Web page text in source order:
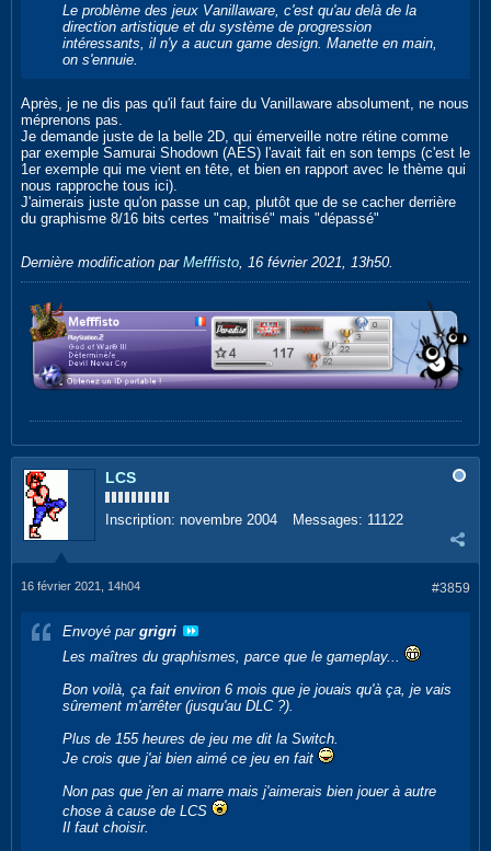
Le problème des jeux Vanillaware, c'est qu'au delà de la
direction artistique et du système de progression
intéressants, il n'y a aucun game design. Manette en main,
on s'ennuie.
Après, je ne dis pas qu'il faut faire du Vanillaware absolument, ne nous
méprenons pas.
Je demande juste de la belle 2D, qui émerveille notre rétine comme
par exemple Samurai Shodown (AES) l'avait fait en son temps (c'est le
1er exemple qui me vient en tête, et bien en rapport avec le thème qui
nous rapproche tous ici).
J'aimerais juste qu'on passe un cap, plutôt que de se cacher derrière
du graphisme 8/16 bits certes "maitrisé" mais "dépassé"
Dernière modification par Mefffisto, 16 février 2021, 13h50.
LCS
Inscription: novembre 2004 Messages: 11122
#3859
16 février 2021, 14h04
Envoyé par grigri
Les maîtres du graphismes, parce que le gameplay...
Bon voilà, ça fait environ 6 mois que je jouais qu'à ça, je vais
sûrement m'arrêter (jusqu'au DLC ?).
Plus de 155 heures de jeu me dit la Switch.
Je crois que j'ai bien aimé ce jeu en fait
Non pas que j'en ai marre mais j'aimerais bien jouer à autre
chose à cause de LCS
Il faut choisir.